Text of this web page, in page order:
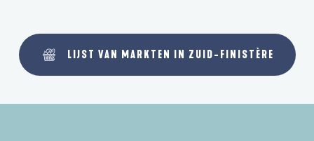
LIJST VAN MARKTEN IN ZUID-FINISTÈRE